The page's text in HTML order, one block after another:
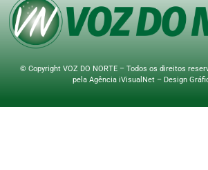
© Copyright VOZ DO NORTE – Todos os direitos
pela Agência iVisualNet – Design